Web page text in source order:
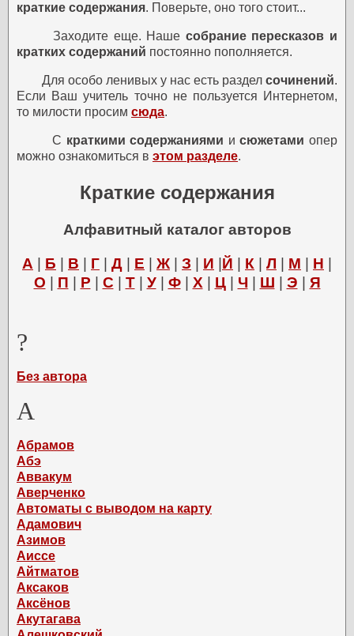
краткие содержания. Поверьте, оно того стоит...
Заходите еще. Наше собрание пересказов и
кратких содержаний постоянно пополняется.
Для особо ленивых у нас есть раздел сочинений.
Если Ваш учитель точно не пользуется Интернетом,
то милости просим сюда.
С краткими содержаниями исюжетами опер
можно ознакомиться в этом разделе.
Краткие содержания
Алфавитный каталог авторов
А Б В Г Д Е Ж З И Й К Л М Н
О
П Р С Т| У| Ф| Х Ц| Ч Ш Э Я
?
Без автора
А
Абрамов
Абэ
Аввакум
Аверченко
Автоматы с выводом на карту
Адамович
Азимов
Аиссе
Айтматов
Аксаков
Аксёнов
Акутагава